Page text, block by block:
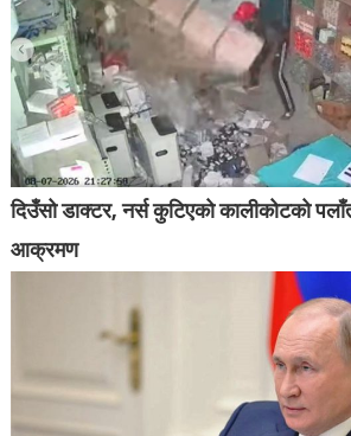
दिउँसो डाक्टर, नर्स कुटिएको कालीकोटको
आक्रमण